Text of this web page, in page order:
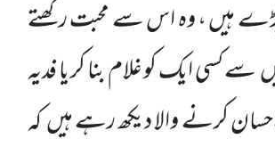
ہیں ، وہ اس سے محبت رکھتے
ایک کو غلام بنا کر یا فدیہ
کرنے والا دیکھ رہے ہیں کہ